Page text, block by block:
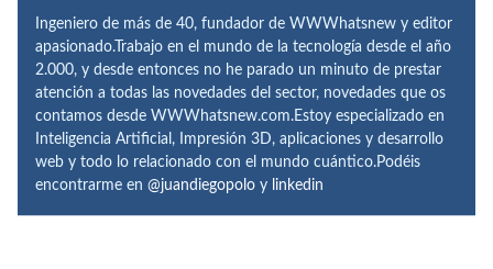
Ingeniero de más de 40, fundador de WWWhatsnew y editor
apasionado.Trabajo en el mundo de la tecnología desde el año
2.000, y desde entonces no he parado un minuto de prestar
atención a todas las novedades del sector, novedades que os
contamos desde WWWhatsnew.com.Estoy especializado en
Inteligencia Artificial, Impresión 3D, aplicaciones y desarrollo
web y todo lo relacionado con el mundo cuántico.Podéis
encontrarme en @juandiegopolo y linkedin